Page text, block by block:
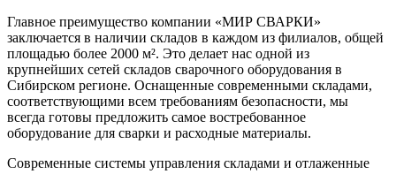
Главное преимущество компании «МИР СВАРКИ»
заключается в наличии складов в каждом из филиалов, общей
площадью более 2000 м². Это делает нас одной из
крупнейших сетей складов сварочного оборудования в
Сибирском регионе. Оснащенные современными складами,
соответствующими всем требованиям безопасности, мы
всегда готовы предложить самое востребованное
оборудование для сварки и расходные материалы.
Современные системы управления складами и отлаженные